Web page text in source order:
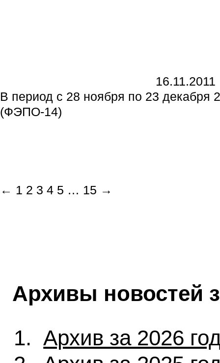
16.11.2011
В период с 28 ноября по 23 декабря
(ФЭПО-14)
← 1 2 3 4 5 … 15 →
Архивы новостей
Архив за 2026